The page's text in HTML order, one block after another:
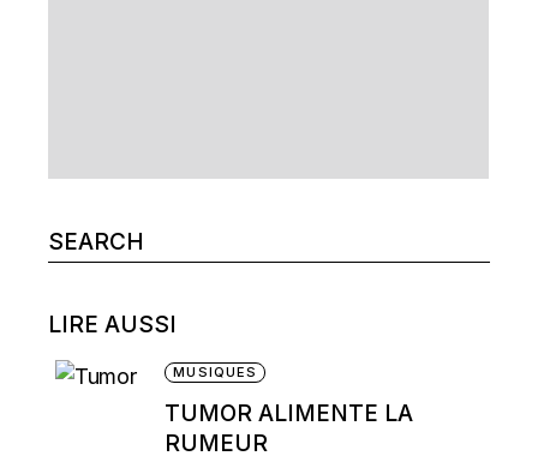
Search
for:
LIRE AUSSI
MUSIQUES
TUMOR ALIMENTE LA
RUMEUR